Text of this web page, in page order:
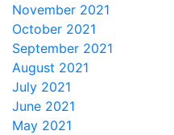
November 2021
October 2021
September 2021
August 2021
July 2021
June 2021
May 2021